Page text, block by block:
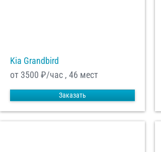
Kia Grandbird
от 3500 ₽/час , 46 мест
Заказать